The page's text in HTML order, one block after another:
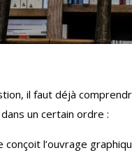
il faut déjà
un certain ordre :
l’ouvrage